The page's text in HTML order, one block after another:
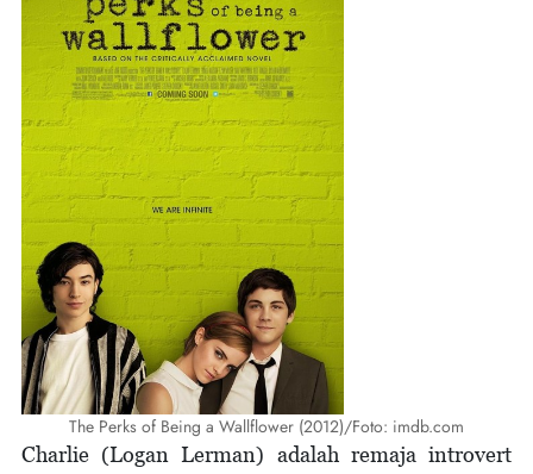
The Perks of Being a Wallflower (2012)/Foto: imdb.com
Charlie (Logan Lerman) adalah remaja introvert